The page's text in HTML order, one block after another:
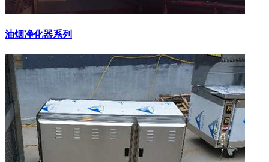
油烟净化器系列